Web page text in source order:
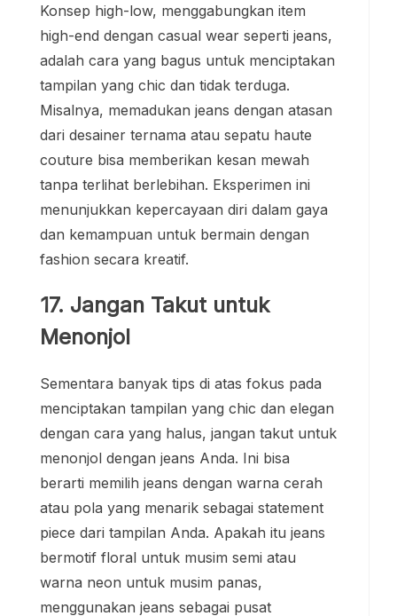
Konsep high-low, menggabungkan item
high-end dengan casual wear seperti jeans,
adalah cara yang bagus untuk menciptakan
tampilan yang chic dan tidak terduga.
Misalnya, memadukan jeans dengan atasan
dari desainer ternama atau sepatu haute
couture bisa memberikan kesan mewah
tanpa terlihat berlebihan. Eksperimen ini
menunjukkan kepercayaan diri dalam gaya
dan kemampuan untuk bermain dengan
fashion secara kreatif.
17. Jangan Takut untuk
Menonjol
Sementara banyak tips di atas fokus pada
menciptakan tampilan yang chic dan elegan
dengan cara yang halus, jangan takut untuk
menonjol dengan jeans Anda. Ini bisa
berarti memilih jeans dengan warna cerah
atau pola yang menarik sebagai statement
piece dari tampilan Anda. Apakah itu jeans
bermotif floral untuk musim semi atau
warna neon untuk musim panas,
menggunakan jeans sebagai pusat